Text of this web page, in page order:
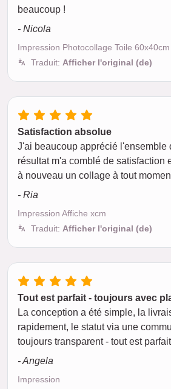
beaucoup !
- Nicola
Impression Photocollage Toile 60x40cm
Traduit: Afficher l'original (de)
Satisfaction absolue
J'ai beaucoup apprécié l'ensemble
résultat m'a comblé de satisfaction
à nouveau un collage à tout
- Ria
Impression Affiche xcm
Traduit: Afficher l'original (de)
Tout est parfait - toujours avec
La conception a été simple, la
rapidement, le statut via une
toujours transparent - tout est
- Angela
Impression